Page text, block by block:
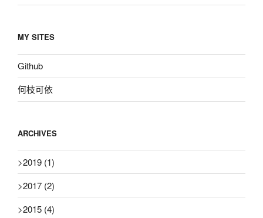
MY SITES
Github
何枝可依
ARCHIVES
>2019 (1)
>2017 (2)
>2015 (4)